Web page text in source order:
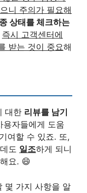
니 주의가 필요해
상태를 체크하는
즉시 고객센터에
받는 것이 중요해
대한 리뷰를 남기
용자들에게 도움
여할 수 있죠. 또,
도 일조하게 되니
요. 😄
몇 가지 사항을 알